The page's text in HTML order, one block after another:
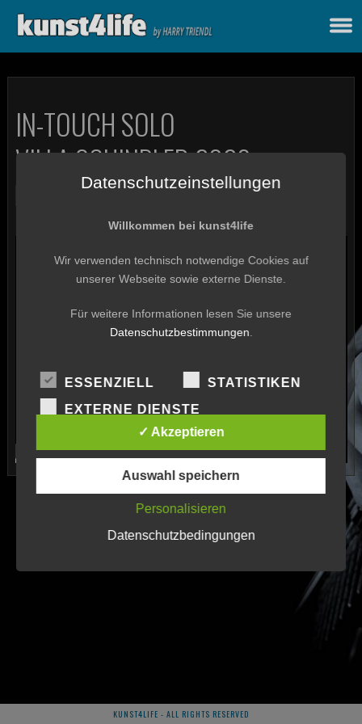
IN-TOUCH SOLO
VILLA SCHINDLER 2026
KUNST4LIFE - ALL RIGHTS RESERVED
Datenschutzeinstellungen
Willkommen bei kunst4life
Wir verwenden technisch notwendige Cookies auf
unserer Webseite sowie externe Dienste.
Für weitere Informationen lesen Sie unsere
Datenschutzbestimmungen
ESSENZIELL
STATISTIKEN
EXTERNE DIENSTE
✓ Akzeptieren
Auswahl speichern
Personalisieren
Datenschutzbedingungen